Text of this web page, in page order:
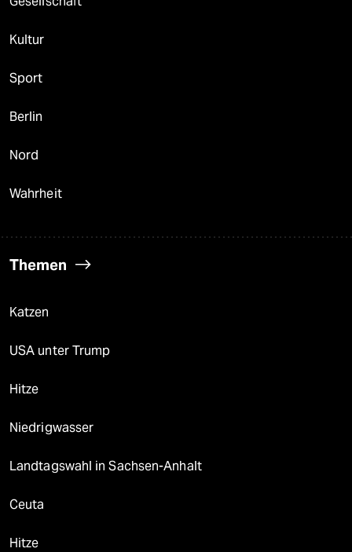
Kultur
Sport
Berlin
Nord
Wahrheit
Themen
Katzen
USA unter Trump
Hitze
Niedrigwasser
Landtagswahl in Sachsen-Anhalt
Ceuta
Hitze